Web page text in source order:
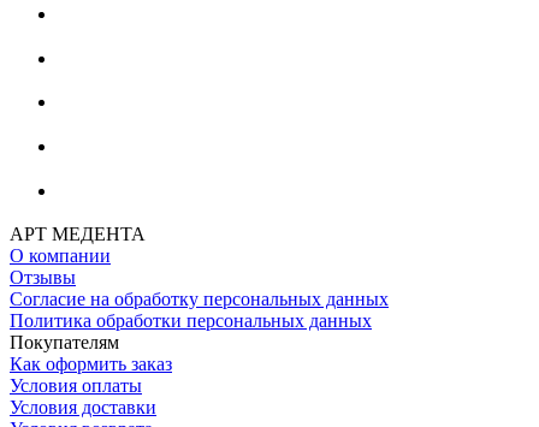
АРТ МЕДЕНТА
О компании
Отзывы
Согласие на обработку персональных данных
Политика обработки персональных данных
Покупателям
Как оформить заказ
Условия оплаты
Условия доставки